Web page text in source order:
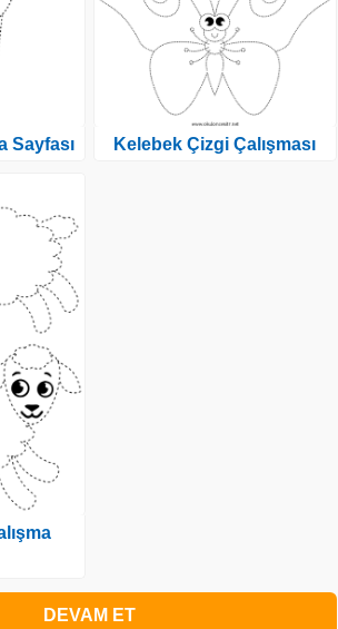
Sayfası Kelebek Çizgi Çalışması
DEVAM ET